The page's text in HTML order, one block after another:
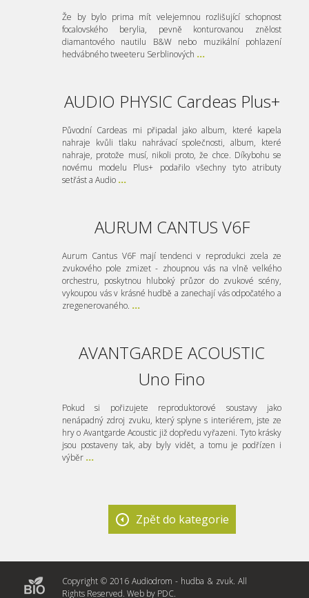
Že by bylo prima mít velejemnou rozlišující schopnost
focalovského berylia, pevně konturovanou znělost
diamantového nautilu B&W nebo muzikální pohlazení
hedvábného tweeteru Serblinových ...
AUDIO PHYSIC Cardeas Plus+
Původní Cardeas mi připadal jako album, které kapela
nahraje kvůli tlaku nahrávací společnosti, album, které
nahraje, protože musí, nikoli proto, že chce. Díkybohu se
novému modelu Plus+ podařilo všechny tyto atributy
setřást a Audio ...
AURUM CANTUS V6F
Aurum Cantus V6F mají tendenci v reprodukci zcela ze
zvukového pole zmizet - zhoupnou vás na vlně velkého
orchestru, poskytnou hluboký průzor do zvukové scény,
vykoupou vás v krásné hudbě a zanechají vás odpočatého a
zregenerovaného. ...
AVANTGARDE ACOUSTIC
Uno Fino
Pokud si pořizujete reproduktorové soustavy jako
nenápadný zdroj zvuku, který splyne s interiérem, jste ze
hry o Avantgarde Acoustic již dopředu vyřazeni. Tyto krásky
jsou postaveny tak, aby byly vidět, a tomu je podřízen i
výběr ...
Zpět do kategorie
Copyright © 2016 Audiodrom - hudba & zvuk. All
Rights Reserved. Web by PDC.